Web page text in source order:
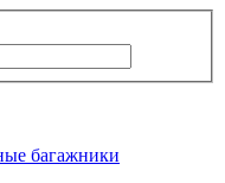
багажники